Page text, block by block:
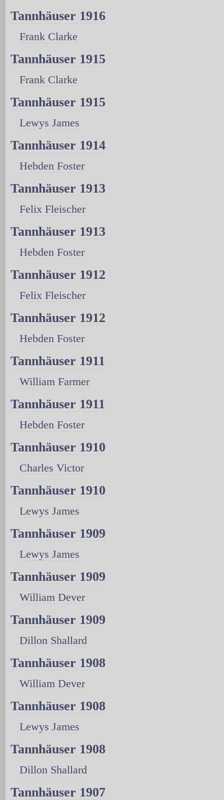
Tannhäuser 1916
Frank Clarke
Tannhäuser 1915
Frank Clarke
Tannhäuser 1915
Lewys James
Tannhäuser 1914
Hebden Foster
Tannhäuser 1913
Felix Fleischer
Tannhäuser 1913
Hebden Foster
Tannhäuser 1912
Felix Fleischer
Tannhäuser 1912
Hebden Foster
Tannhäuser 1911
William Farmer
Tannhäuser 1911
Hebden Foster
Tannhäuser 1910
Charles Victor
Tannhäuser 1910
Lewys James
Tannhäuser 1909
Lewys James
Tannhäuser 1909
William Dever
Tannhäuser 1909
Dillon Shallard
Tannhäuser 1908
William Dever
Tannhäuser 1908
Lewys James
Tannhäuser 1908
Dillon Shallard
Tannhäuser 1907